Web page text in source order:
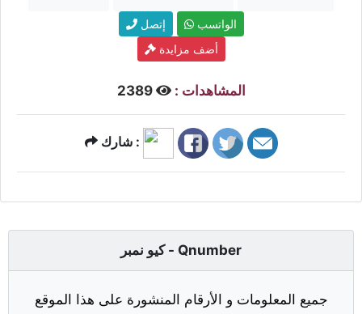
إتصل
الواتسب
أضف مزايدة
المشاهدات : 2389
شارك :
كيو نمبر - Qnumber
جميع المعلومات و الأرقام المنشورة على هذا الموقع